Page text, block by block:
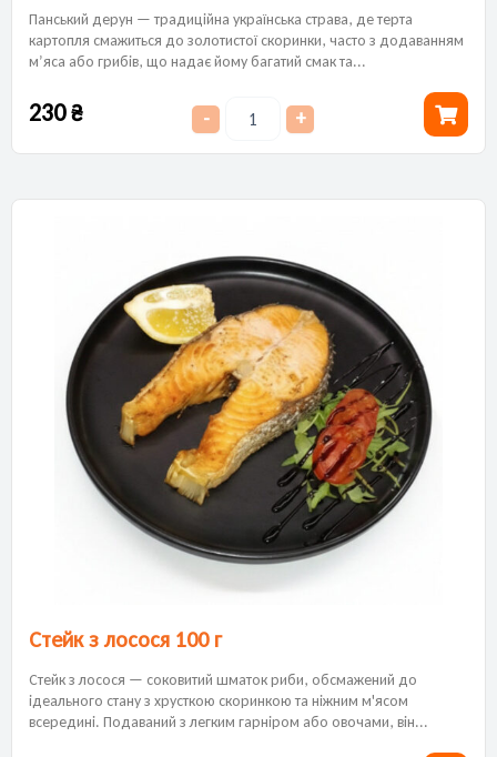
Панський дерун — традиційна українська страва, де терта
картопля смажиться до золотистої скоринки, часто з додаванням
м’яса або грибів, що надає йому багатий смак та...
230₴ - +
Стейк з лосося 100 г
Стейк з лосося — соковитий шматок риби, обсмажений до
ідеального стану з хрусткою скоринкою та ніжним м'ясом
всередині. Подаваний з легким гарніром або овочами, він...